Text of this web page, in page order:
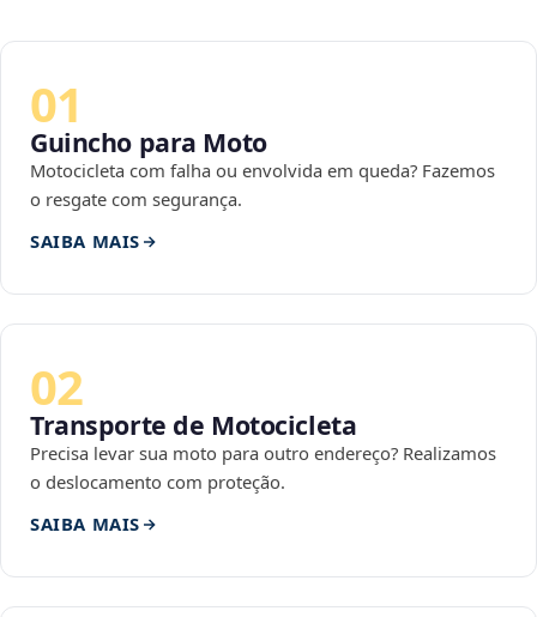
01
Guincho para Moto
Motocicleta com falha ou envolvida em queda? Fazemos
o resgate com segurança.
SAIBA MAIS
02
Transporte de Motocicleta
Precisa levar sua moto para outro endereço? Realizamos
o deslocamento com proteção.
SAIBA MAIS